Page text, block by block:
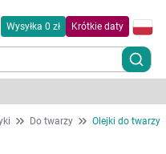
Wysyłka 0 zł Krótkie daty
Do twarzy Olejki do twarzy